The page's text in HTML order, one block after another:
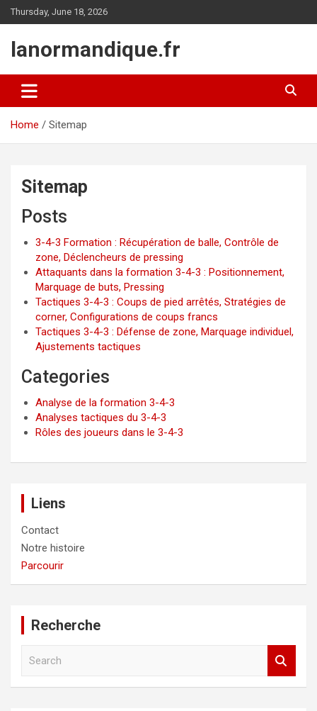
Skip
to
Thursday, June 18, 2026
lanormandique.fr
Home Sitemap
Sitemap
Posts
3-4-3 Formation : Récupération de balle, Contrôle de
zone, Déclencheurs de pressing
Attaquants dans la formation 3-4-3 : Positionnement,
Marquage de buts, Pressing
Tactiques 3-4-3 : Coups de pied arrêtés, Stratégies de
corner, Configurations de coups francs
Tactiques 3-4-3 : Défense de zone, Marquage individuel,
Ajustements tactiques
Categories
Analyse de la formation 3-4-3
Analyses tactiques du 3-4-3
Rôles des joueurs dans le 3-4-3
Liens
Contact
Notre histoire
Parcourir
Recherche